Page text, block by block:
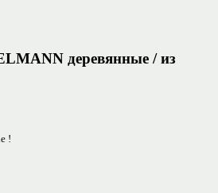
деревянные / из
!